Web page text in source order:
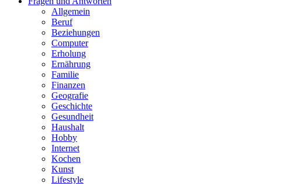
Allgemein
Beruf
Beziehungen
Computer
Erholung
Ernährung
Familie
Finanzen
Geografie
Geschichte
Gesundheit
Haushalt
Hobby
Internet
Kochen
Kunst
Lifestyle